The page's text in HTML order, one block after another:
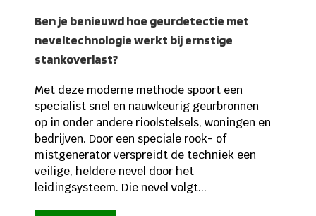
Ben je benieuwd hoe geurdetectie met
neveltechnologie werkt bij ernstige
stankoverlast?
Met deze moderne methode spoort een
specialist snel en nauwkeurig geurbronnen
op in onder andere rioolstelsels, woningen en
bedrijven. Door een speciale rook- of
mistgenerator verspreidt de techniek een
veilige, heldere nevel door het
leidingsysteem. Die nevel volgt...